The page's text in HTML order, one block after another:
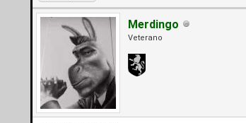
Merdingo
Veterano